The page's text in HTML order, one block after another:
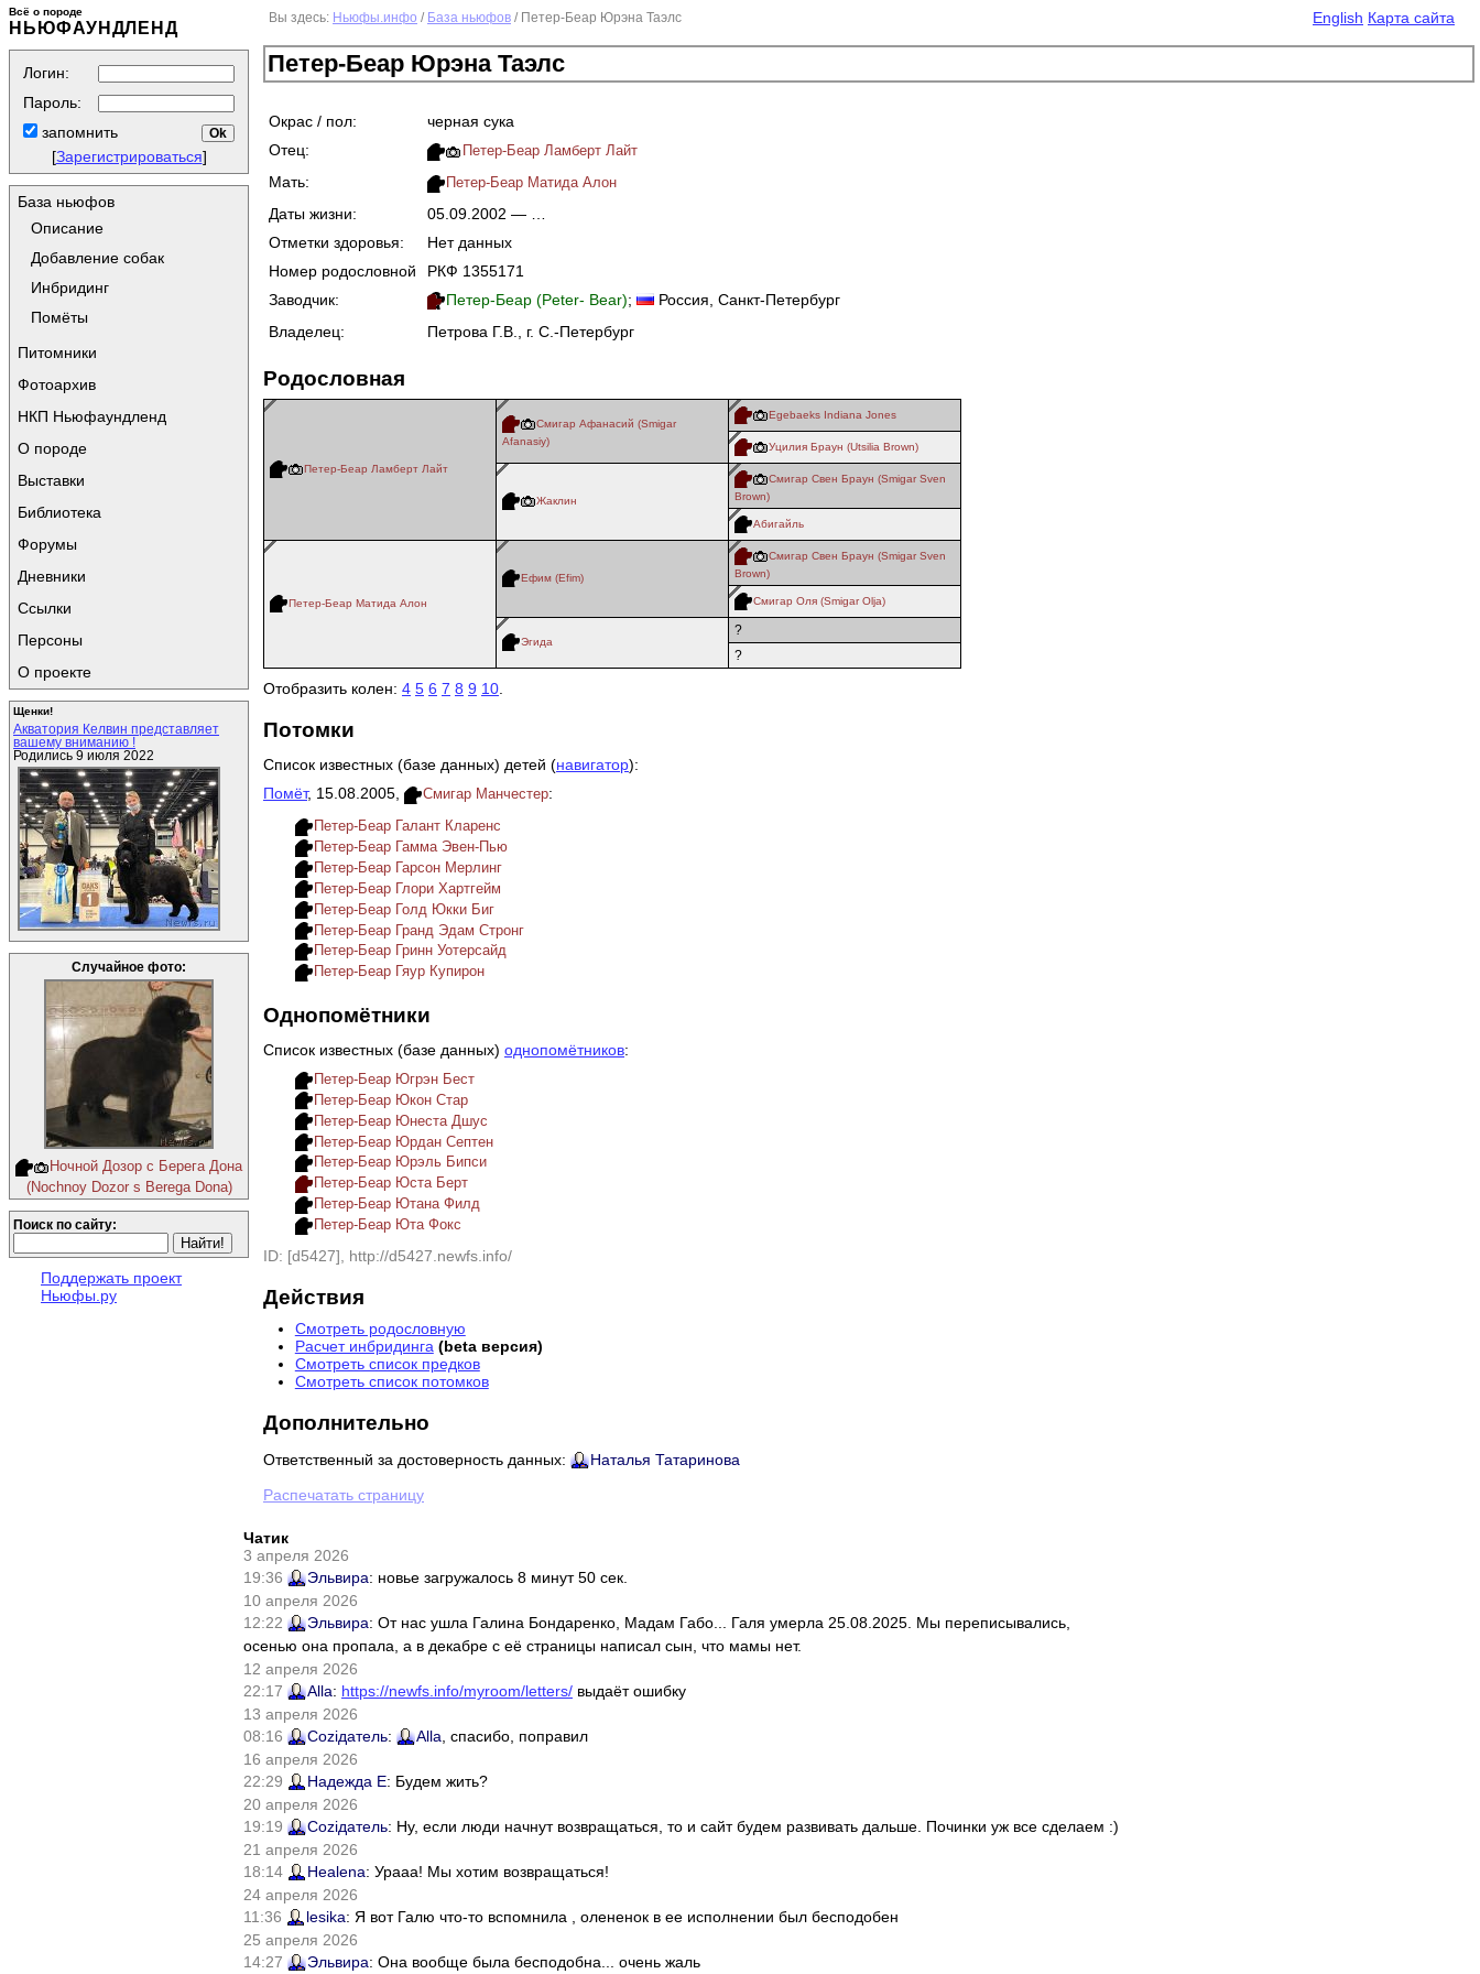
Всё о породе
НЬЮФАУНДЛЕНД
Логин:
Пароль:
запомнить
[Зарегистрироваться]
База ньюфов
Описание
Добавление собак
Инбридинг
Помёты
Питомники
Фотоархив
НКП Ньюфаундленд
О породе
Выставки
Библиотека
Форумы
Дневники
Ссылки
Персоны
О проекте
Щенки!
Акватория Келвин представляет
вашему вниманию !
Родились 9 июля 2022
Случайное фото:
Ночной Дозор с Берега Дона
(Nochnoy Dozor s Berega Dona)
Поиск по сайту:
Поддержать проект
Ньюфы.ру
English Карта сайта
Вы здесь: Ньюфы.инфо / База ньюфов / Петер-Беар Юрэна Таэлс
Петер-Беар Юрэна Таэлс
Окрас / пол:
черная сука
Отец:
Петер-Беар Ламберт Лайт
Мать: Петер-Беар Матида Алон
Даты жизни:
05.09.2002 — …
Отметки здоровья:
Нет данных
Номер родословной
РКФ 1355171
Заводчик:
Петер-Беар (Peter- Bear); Россия, Санкт-Петербург
Владелец:
Петрова Г.В., г. С.-Петербург
Родословная
Петер-Беар Ламберт Лайт
Смигар Афанасий (Smigar
Afanasiy)
Egebaeks Indiana Jones
Уцилия Браун (Utsilia Brown)
Жаклин
Смигар Свен Браун (Smigar Sven
Brown)
Абигайль
Петер-Беар Матида Алон
Ефим (Efim)
Смигар Свен Браун (Smigar Sven
Brown)
Смигар Оля (Smigar Olja)
Эгида
?
?
Отобразить колен: 4 5 6 7 8 9 10.
Потомки
Список известных (базе данных) детей (навигатор):
Помёт, 15.08.2005, Смигар Манчестер:
Петер-Беар Галант Кларенс
Петер-Беар Гамма Эвен-Пью
Петер-Беар Гарсон Мерлинг
Петер-Беар Глори Хартгейм
Петер-Беар Голд Юкки Биг
Петер-Беар Гранд Эдам Стронг
Петер-Беар Гринн Уотерсайд
Петер-Беар Гяур Купирон
Однопомётники
Список известных (базе данных) однопомётников:
Петер-Беар Югрэн Бест
Петер-Беар Юкон Стар
Петер-Беар Юнеста Дшус
Петер-Беар Юрдан Септен
Петер-Беар Юрэль Бипси
Петер-Беар Юста Берт
Петер-Беар Ютана Филд
Петер-Беар Юта Фокс
ID: [d5427], http://d5427.newfs.info/
Действия
Смотреть родословную
Расчет инбридинга (beta версия)
Смотреть список предков
Смотреть список потомков
Дополнительно
Ответственный за достоверность данных: Наталья Татаринова
Распечатать страницу
Чатик
3 апреля 2026
19:36
Эльвира: новье загружалось 8 минут 50 сек.
10 апреля 2026
12:22
Эльвира: От нас ушла Галина Бондаренко, Мадам Габо... Галя умерла 25.08.2025. Мы переписывались,
осенью она пропала, а в декабре с её страницы написал сын, что мамы нет.
12 апреля 2026
22:17
Alla: https://newfs.info/myroom/letters/ выдаёт ошибку
13 апреля 2026
08:16
Соziдатель: Alla , спасибо, поправил
16 апреля 2026
22:29
Надежда Е: Будем жить?
20 апреля 2026
19:19
Соziдатель: Ну, если люди начнут возвращаться, то и сайт будем развивать дальше. Починки уж все сделаем :)
21 апреля 2026
18:14
Healena: Урааа! Мы хотим возвращаться!
24 апреля 2026
11:36
lesika: Я вот Галю что-то вспомнила , олененок в ее исполнении был бесподобен
25 апреля 2026
14:27
Эльвира: Она вообще была бесподобна... очень жаль